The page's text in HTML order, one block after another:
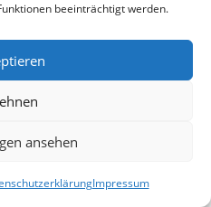
beeinträchtigt werden.
ansehen
Impressum
keinen Hinweis
wäre. Hoffentlich haben wir